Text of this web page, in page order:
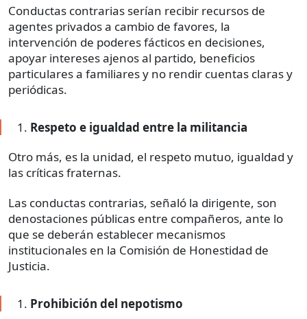
Conductas contrarias serían recibir recursos de
agentes privados a cambio de favores, la
intervención de poderes fácticos en decisiones,
apoyar intereses ajenos al partido, beneficios
particulares a familiares y no rendir cuentas claras y
periódicas.
Respeto e igualdad entre la militancia
Otro más, es la unidad, el respeto mutuo, igualdad y
las críticas fraternas.
Las conductas contrarias, señaló la dirigente, son
denostaciones públicas entre compañeros, ante lo
que se deberán establecer mecanismos
institucionales en la Comisión de Honestidad de
Justicia.
Prohibición del nepotismo